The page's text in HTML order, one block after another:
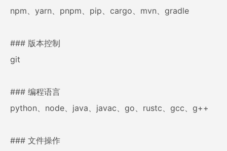
npm、yarn、pnpm、pip、cargo、mvn、gradle
### 版本控制
git
### 编程语言
python、node、java、javac、go、rustc、gcc、g++
### 文件操作